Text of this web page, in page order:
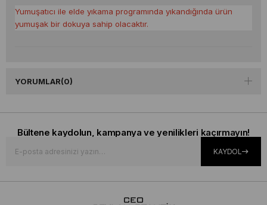
Yumuşatıcı ile elde yıkama programında yıkandığında ürün
yumuşak bir dokuya sahip olacaktır.
YORUMLAR(0)
Bültene kaydolun, kampanya ve yenilikleri kaçırmayın!
KAYDOL